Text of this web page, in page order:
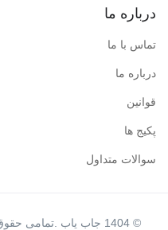
درباره ما
تماس با ما
درباره ما
قوانین
پکیج ها
سوالات متداول
© 1404 جاب یاب .تمامی حقوق برای هلدینگ جاوید محفوظ است.